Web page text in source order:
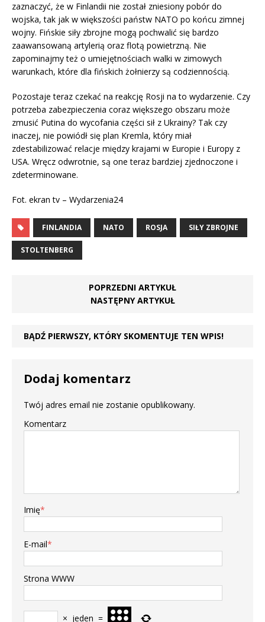
zaznaczyć, że w Finlandii nie został zniesiony pobór do
wojska, tak jak w większości państw NATO po końcu zimnej
wojny. Fińskie siły zbrojne mogą pochwalić się bardzo
zaawansowaną artylerią oraz flotą powietrzną. Nie
zapominajmy też o umiejętnościach walki w zimowych
warunkach, które dla fińskich żołnierzy są codziennością.
Pozostaje teraz czekać na reakcję Rosji na to wydarzenie. Czy
potrzeba zabezpieczenia coraz większego obszaru może
zmusić Putina do wycofania części sił z Ukrainy? Tak czy
inaczej, nie powiódł się plan Kremla, który miał
zdestabilizować relacje między krajami w Europie i Europy z
USA. Wręcz odwrotnie, są one teraz bardziej zjednoczone i
zdeterminowane.
Fot. ekran tv – Wydarzenia24
FINLANDIA NATO ROSJA SIŁY ZBROJNE
STOLTENBERG
POPRZEDNI ARTYKUŁ
NASTĘPNY ARTYKUŁ
BĄDŹ PIERWSZY, KTÓRY SKOMENTUJE TEN WPIS!
Dodaj komentarz
Twój adres email nie zostanie opublikowany.
Komentarz
Imię*
E-mail*
Strona WWW
× jeden =